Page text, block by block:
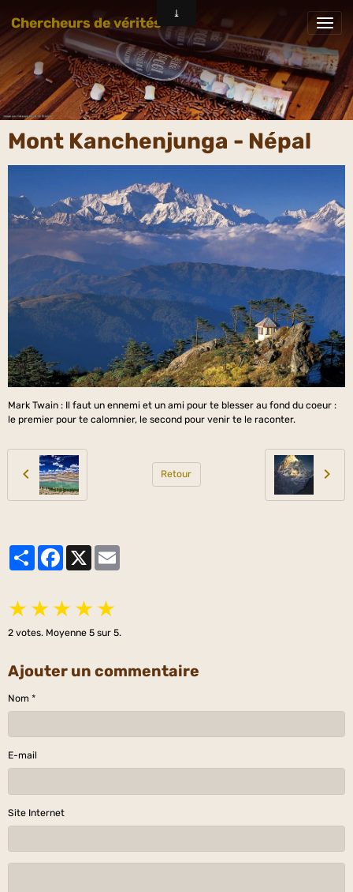
Chercheurs de vérités
Mont Kanchenjunga - Népal
Mark Twain : Il faut un ennemi et un ami pour te blesser au fond du coeur :
le premier pour te calomnier, le second pour venir te le raconter.
Retour
PartagerFacebook
X
★ ★ ★ ★ ★
2 votes. Moyenne 5 sur 5.
Ajouter un commentaire
Nom
E-mail
Site Internet